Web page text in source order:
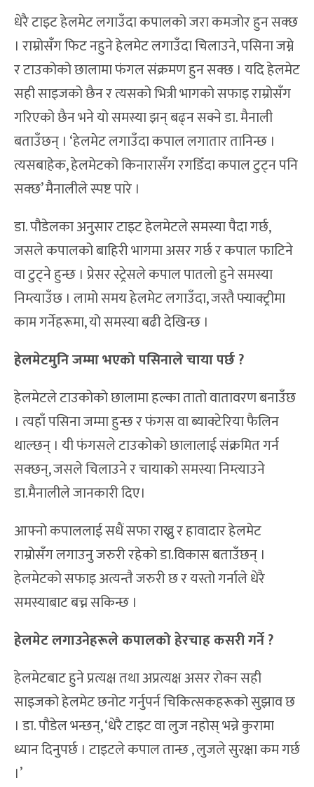
धेरै टाइट हेलमेट लगाउँदा कपालको जरा कमजोर हुन सक्छ
। राम्रोसँग फिट नहुने हेलमेट लगाउँदा चिलाउने, पसिना जम्ने
र टाउकोको छालामा फंगल संक्रमण हुन सक्छ । यदि हेलमेट
सही साइजको छैन र त्यसको भित्री भागको सफाइ राम्रोसँग
गरिएको छैन भने यो समस्या झन् बढ्न सक्ने डा. मैनाली
बताउँछन् । ‘हेलमेट लगाउँदा कपाल लगातार तानिन्छ ।
त्यसबाहेक, हेलमेटको किनारासँग रगडिँदा कपाल टुट्न पनि
सक्छ’ मैनालीले स्पष्ट पारे ।
डा. पौडेलका अनुसार टाइट हेलमेटले समस्या पैदा गर्छ,
जसले कपालको बाहिरी भागमा असर गर्छ र कपाल फाटिने
वा टुट्ने हुन्छ । प्रेसर स्ट्रेसले कपाल पातलो हुने समस्या
निम्त्याउँछ । लामो समय हेलमेट लगाउँदा, जस्तै फ्याक्ट्रीमा
काम गर्नेहरूमा, यो समस्या बढी देखिन्छ ।
हेलमेटमुनि जम्मा भएको पसिनाले चाया पर्छ ?
हेलमेटले टाउकोको छालामा हल्का तातो वातावरण बनाउँछ
। त्यहाँ पसिना जम्मा हुन्छ र फंगस वा ब्याक्टेरिया फैलिन
थाल्छन् । यी फंगसले टाउकोको छालालाई संक्रमित गर्न
सक्छन्, जसले चिलाउने र चायाको समस्या निम्त्याउने
डा.मैनालीले जानकारी दिए।
आफ्नो कपाललाई सधैं सफा राख्नु र हावादार हेलमेट
राम्रोसँग लगाउनु जरुरी रहेको डा.विकास बताउँछन् ।
हेलमेटको सफाइ अत्यन्तै जरुरी छ र यस्तो गर्नाले धेरै
समस्याबाट बच्न सकिन्छ ।
हेलमेट लगाउनेहरूले कपालको हेरचाह कसरी गर्ने ?
हेलमेटबाट हुने प्रत्यक्ष तथा अप्रत्यक्ष असर रोक्न सही
साइजको हेलमेट छनोट गर्नुपर्न चिकित्सकहरूको सुझाव छ
। डा. पौडेल भन्छन्, ‘धेरै टाइट वा लुज नहोस् भन्ने कुरामा
ध्यान दिनुपर्छ । टाइटले कपाल तान्छ , लुजले सुरक्षा कम गर्छ
।’